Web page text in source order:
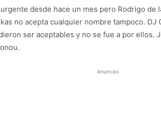
desde hace un mes pero Rodrigo de
no acepta cualquier nombre tampoco. DJ
ser aceptables y no se fue a por ellos.
Anuncios